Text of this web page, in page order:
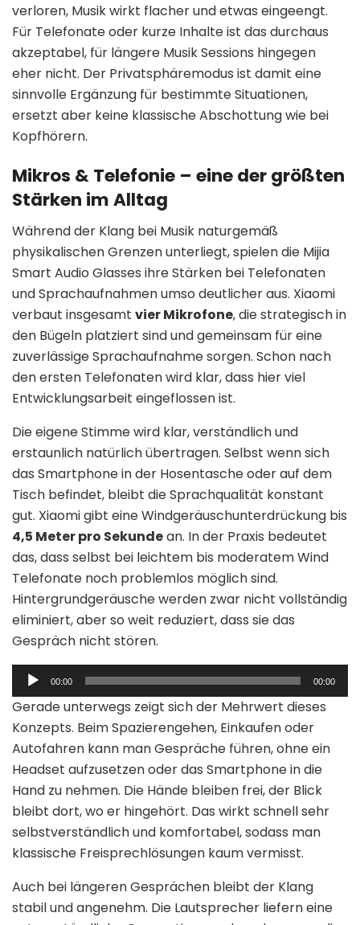
verloren, Musik wirkt flacher und etwas eingeengt.
Für Telefonate oder kurze Inhalte ist das durchaus
akzeptabel, für längere Musik Sessions hingegen
eher nicht. Der Privatsphäremodus ist damit eine
sinnvolle Ergänzung für bestimmte Situationen,
ersetzt aber keine klassische Abschottung wie bei
Kopfhörern.
Mikros & Telefonie – eine der größten
Stärken im Alltag
Während der Klang bei Musik naturgemäß
physikalischen Grenzen unterliegt, spielen die Mijia
Smart Audio Glasses ihre Stärken bei Telefonaten
und Sprachaufnahmen umso deutlicher aus. Xiaomi
verbaut insgesamt vier Mikrofone, die strategisch in
den Bügeln platziert sind und gemeinsam für eine
zuverlässige Sprachaufnahme sorgen. Schon nach
den ersten Telefonaten wird klar, dass hier viel
Entwicklungsarbeit eingeflossen ist.
Die eigene Stimme wird klar, verständlich und
erstaunlich natürlich übertragen. Selbst wenn sich
das Smartphone in der Hosentasche oder auf dem
Tisch befindet, bleibt die Sprachqualität konstant
gut. Xiaomi gibt eine Windgeräuschunterdrückung bis
4,5 Meter pro Sekundean. In der Praxis bedeutet
das, dass selbst bei leichtem bis moderatem Wind
Telefonate noch problemlos möglich sind.
Hintergrundgeräusche werden zwar nicht vollständig
eliminiert, aber so weit reduziert, dass sie das
Gespräch nicht stören.
Audio-
Player
00:00 00:00
Gerade unterwegs zeigt sich der Mehrwert dieses
Konzepts. Beim Spazierengehen, Einkaufen oder
Autofahren kann man Gespräche führen, ohne ein
Headset aufzusetzen oder das Smartphone in die
Hand zu nehmen. Die Hände bleiben frei, der Blick
bleibt dort, wo er hingehört. Das wirkt schnell sehr
selbstverständlich und komfortabel, sodass man
klassische Freisprechlösungen kaum vermisst.
Auch bei längeren Gesprächen bleibt der Klang
stabil und angenehm. Die Lautsprecher liefern eine